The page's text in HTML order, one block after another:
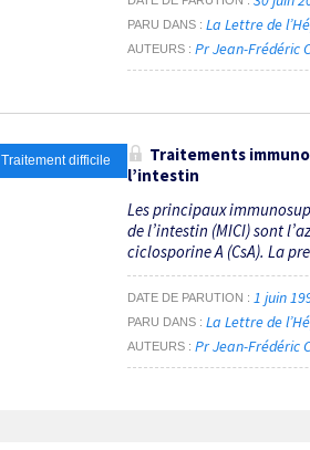
PARU DANS La Lettre de
AUTEURS Pr Jean-Frédéric
Traitement difficile
Traitements
l’intestin
Les principaux
de l’intestin (MICI) sont
ciclosporine A (CsA). La
DATE DE PARUTION 1 juin
PARU DANS La Lettre de
AUTEURS Pr Jean-Frédéric